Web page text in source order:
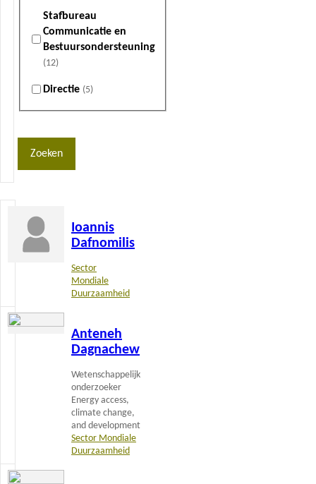
Stafbureau
Communicatie en
Bestuursondersteuning
(12)
Directie (5)
Zoeken
Ioannis
Dafnomilis
Sector
Mondiale
Duurzaamheid
Anteneh
Dagnachew
Wetenschappelijk
onderzoeker
Energy access,
climate change,
and development
Sector Mondiale
Duurzaamheid
Lees
Lees